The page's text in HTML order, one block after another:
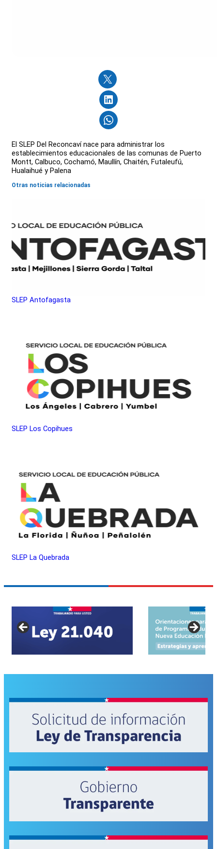
El SLEP Del Reconcaví nace para administrar los
establecimientos educacionales de las comunas de Puerto
Montt, Calbuco, Cochamó, Maullín, Chaitén, Futaleufú,
Hualaihué y Palena
Otras noticias relacionadas
SLEP Antofagasta
SLEP Los Copihues
SLEP La Quebrada